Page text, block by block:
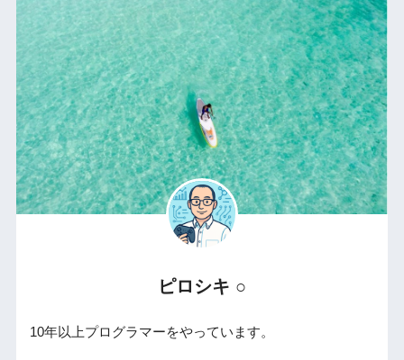
ピロシキ ○
10年以上プログラマーをやっています。